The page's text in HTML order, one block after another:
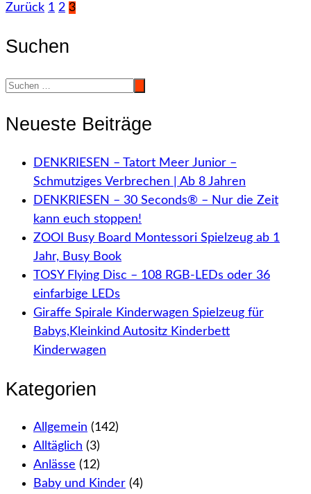
Seitennummerierung
der
Zurück 1 2 3
Suchen
Neueste Beiträge
DENKRIESEN – Tatort Meer Junior –
Schmutziges Verbrechen | Ab 8 Jahren
DENKRIESEN – 30 Seconds® – Nur die Zeit
kann euch stoppen!
ZOOI Busy Board Montessori Spielzeug ab 1
Jahr, Busy Book
TOSY Flying Disc – 108 RGB-LEDs oder 36
einfarbige LEDs
Giraffe Spirale Kinderwagen Spielzeug für
Babys,Kleinkind Autositz Kinderbett
Kinderwagen
Kategorien
Allgemein (142)
Alltäglich (3)
Anlässe (12)
Baby und Kinder (4)